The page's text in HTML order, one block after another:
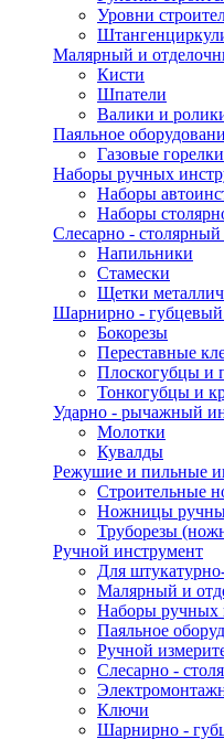
Уровни
Малярный и
Кисти
Шпатели
Валики и
Паяльное
Газовые горелки
Наборы ручных
Наборы
Наборы
Слесарно -
Напильники
Стамески
Щетки
Шарнирно - губцевый
Бокорезы
Переставные
Плоскогубцы и
Тонкогубцы и
Ударно - рычажный
Молотки
Кувалды
Режушие и пильные
Строительные
Ножницы
Труборезы
Ручной инструмент
Для
Малярный и
Наборы ручных
Паяльное
Ручной
Слесарно -
Ключи
Шарнирно -